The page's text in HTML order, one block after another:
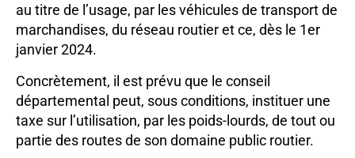
au titre de l’usage, par les véhicules de transport de
marchandises, du réseau routier et ce, dès le 1er
janvier 2024.
Concrètement, il est prévu que le conseil
départemental peut, sous conditions, instituer une
taxe sur l’utilisation, par les poids-lourds, de tout ou
partie des routes de son domaine public routier.